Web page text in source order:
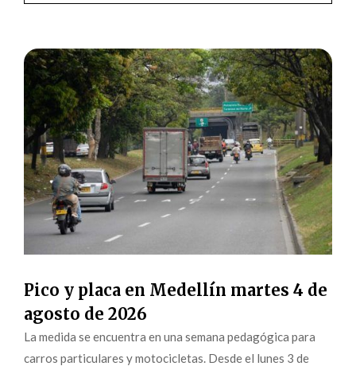
Pico y placa en Medellín martes 4 de
agosto de 2026
La medida se encuentra en una semana pedagógica para
carros particulares y motocicletas. Desde el lunes 3 de